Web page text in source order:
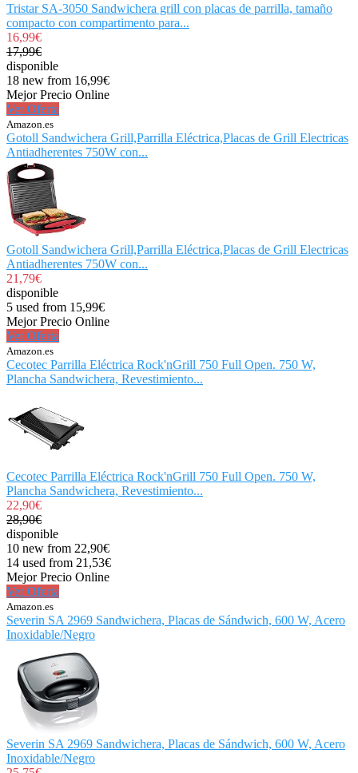
Tristar SA-3050 Sandwichera grill con placas de parrilla, tamaño
compacto con compartimento para...
16,99€
17,99€
disponible
18 new from 16,99€
Mejor Precio Online
Ver Oferta
Amazon.es
Gotoll Sandwichera Grill,Parrilla Eléctrica,Placas de Grill Electricas
Antiadherentes 750W con...
Gotoll Sandwichera Grill,Parrilla Eléctrica,Placas de Grill Electricas
Antiadherentes 750W con...
21,79€
disponible
5 used from 15,99€
Mejor Precio Online
Ver Oferta
Amazon.es
Cecotec Parrilla Eléctrica Rock'nGrill 750 Full Open. 750 W,
Plancha Sandwichera, Revestimiento...
Cecotec Parrilla Eléctrica Rock'nGrill 750 Full Open. 750 W,
Plancha Sandwichera, Revestimiento...
22,90€
28,90€
disponible
10 new from 22,90€
14 used from 21,53€
Mejor Precio Online
Ver Oferta
Amazon.es
Severin SA 2969 Sandwichera, Placas de Sándwich, 600 W, Acero
Inoxidable/Negro
Severin SA 2969 Sandwichera, Placas de Sándwich, 600 W, Acero
Inoxidable/Negro